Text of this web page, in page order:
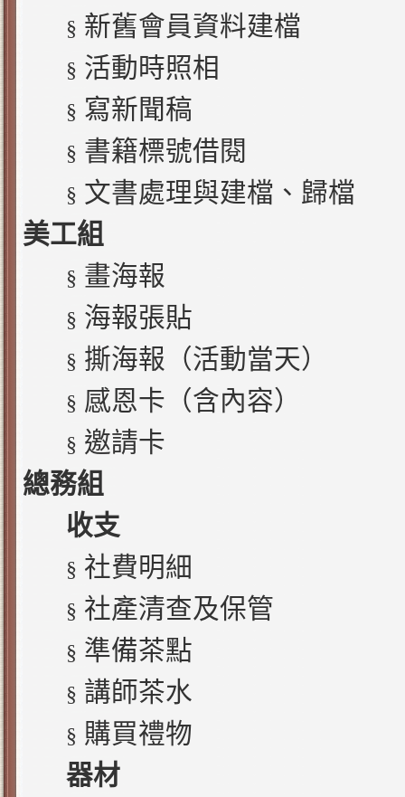
§ 新舊會員資料建檔
§ 活動時照相
§ 寫新聞稿
§ 書籍標號借閱
§ 文書處理與建檔、歸檔
美工組
§ 畫海報
§ 海報張貼
§ 撕海報（活動當天）
§ 感恩卡（含內容）
§ 邀請卡
總務組
收支
§ 社費明細
§ 社產清查及保管
§ 準備茶點
§ 講師茶水
§ 購買禮物
器材